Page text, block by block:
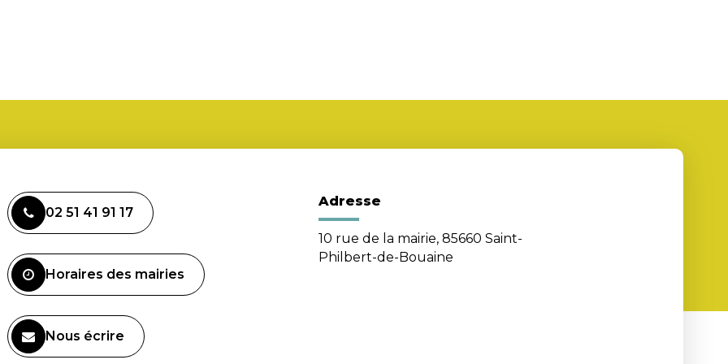
02 51 41 91 17
Horaires des mairies
Nous écrire
Adresse
10 rue de la mairie, 85660 Saint-
Philbert-de-Bouaine